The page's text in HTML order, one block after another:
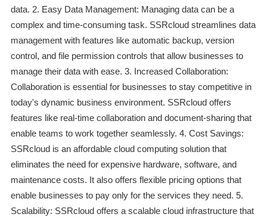
data. 2. Easy Data Management: Managing data can be a
complex and time-consuming task. SSRcloud streamlines data
management with features like automatic backup, version
control, and file permission controls that allow businesses to
manage their data with ease. 3. Increased Collaboration:
Collaboration is essential for businesses to stay competitive in
today's dynamic business environment. SSRcloud offers
features like real-time collaboration and document-sharing that
enable teams to work together seamlessly. 4. Cost Savings:
SSRcloud is an affordable cloud computing solution that
eliminates the need for expensive hardware, software, and
maintenance costs. It also offers flexible pricing options that
enable businesses to pay only for the services they need. 5.
Scalability: SSRcloud offers a scalable cloud infrastructure that